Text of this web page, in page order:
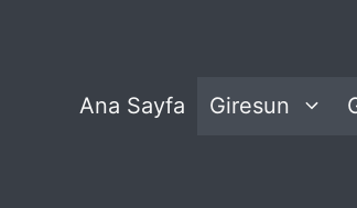
Ana Sayfa Giresun